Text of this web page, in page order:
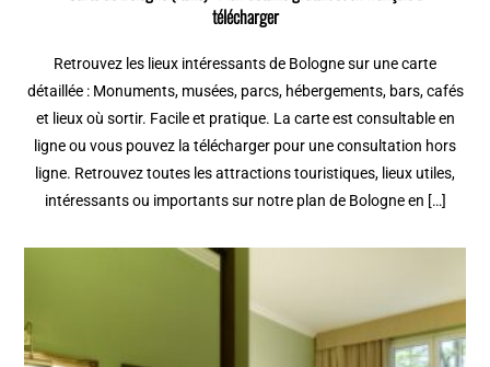
télécharger
Retrouvez les lieux intéressants de Bologne sur une carte
détaillée : Monuments, musées, parcs, hébergements, bars, cafés
et lieux où sortir. Facile et pratique. La carte est consultable en
ligne ou vous pouvez la télécharger pour une consultation hors
ligne. Retrouvez toutes les attractions touristiques, lieux utiles,
intéressants ou importants sur notre plan de Bologne en […]